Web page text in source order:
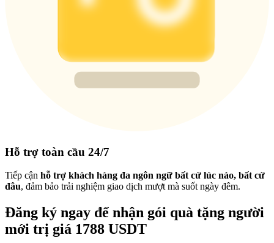
Hỗ trợ toàn cầu 24/7
Tiếp cận hỗ trợ khách hàng đa ngôn ngữ bất cứ lúc nào, bất cứ
đâu, đảm bảo trải nghiệm giao dịch mượt mà suốt ngày đêm.
Đăng ký ngay để nhận gói quà tặng người
mới trị giá 1788 USDT